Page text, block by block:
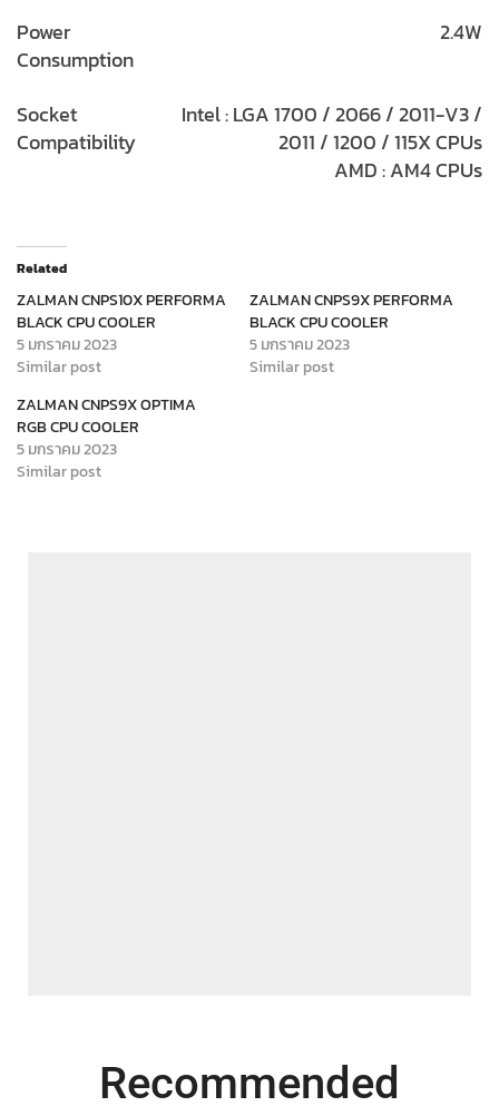
Power
Consumption
2.4W
Socket
Compatibility
Intel : LGA 1700 / 2066 / 2011-V3 /
2011 / 1200 / 115X CPUs
AMD : AM4 CPUs
Related
ZALMAN CNPS10X PERFORMA
BLACK CPU COOLER
5 มกราคม 2023
Similar post
ZALMAN CNPS9X PERFORMA
BLACK CPU COOLER
5 มกราคม 2023
Similar post
ZALMAN CNPS9X OPTIMA
RGB CPU COOLER
5 มกราคม 2023
Similar post
Recommended